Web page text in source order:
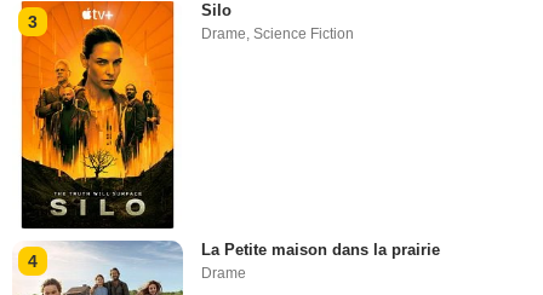
3
Silo
Drame,Science Fiction
4
La Petite maison dans la prairie
Drame